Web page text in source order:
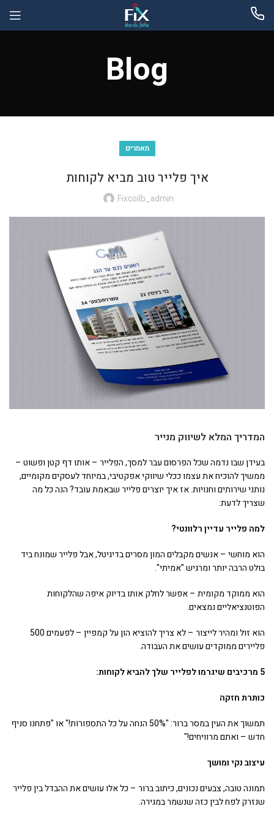
Blog
מאמרים
איך פלייר טוב מביא לקוחות
Fixcoilb_admin
המדריך המלא לשיווק מנייר
בעידן שבו נדמה שכל הפרסום עבר למסך, הפלייר – אותו דף קטן ופשוט –
ממשיך להוכיח את עצמו ככלי שיווקי אפקטיבי, במיוחד לעסקים מקומיים,
נותני שירותים וחנויות. אז איך יוצרים פלייר שבאמת עובד? הנה כל מה
שצריך לדעת:
למה פלייר עדיין רלוונטי?
הוא מוחשי – אנשים מקבלים המון מסרים בדיגיטל, אבל פלייר שמונח ביד
בולט הרבה יותר ומרגיש "אמיתי".
הוא ממוקד מקומית – אפשר לחלק אותו בדיוק איפה שהלקוחות
הפוטנציאליים נמצאים.
הוא זול ומהיר לייצור – לא צריך להוציא הון על קמפיין – לפעמים 500
פליירים ממוקדים עושים את העבודה.
5 מרכיבים שיגרמו לפלייר שלך להביא לקוחות:
כותרת חזקה
תמשוך את העין במסר ברור: "50% הנחה על כל התספורות!" או "פתחנו סניף
חדש – ואתם מרוויחים!"
עיצוב נקי ומושך
תמונה טובה, צבעים נכונים, כיתוב ברור – כל אלו עושים את ההבדל בין פלייר
שנזרק לפח לבין כזה שנשמר במגירה.